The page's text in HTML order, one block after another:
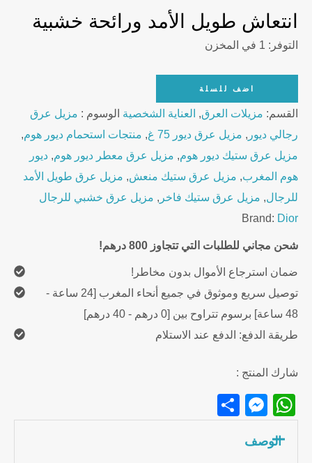
انتعاش طويل الأمد ورائحة خشبية
التوفر: 1 في المخزن
Homme
Deodorant
Stick
quantity
اضف للسلة
القسم: مزيلات العرق, العناية الشخصية الوسوم : مزيل عرق
رجالي ديور , مزيل عرق ديور 75 غ , منتجات استحمام ديور هوم,
مزيل عرق ستيك ديور هوم, مزيل عرق معطر ديور هوم, ديور
هوم المغرب, مزيل عرق ستيك منعش, مزيل عرق طويل الأمد
للرجال, مزيل عرق ستيك فاخر , مزيل عرق خشبي للرجال
Brand: Dior
شحن مجاني للطلبات التي تتجاوز 800 درهم!
ضمان استرجاع الأموال بدون مخاطر!
توصيل سريع وموثوق في جميع أنحاء المغرب [24 ساعة -
48 ساعة] برسوم تتراوح بين [0 درهم - 40 درهم]
طريقة الدفع: الدفع عند الاستلام
شارك المنتج :
WhatsApp
Messenger
الوصف